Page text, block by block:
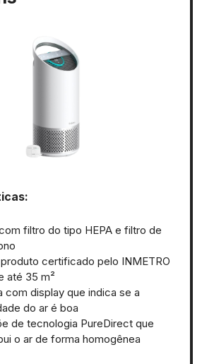
filtro do tipo HEPA e filtro de
produto certificado pelo INMETRO
até 35 m²
com display que indica se a
do ar é boa
de tecnologia PureDirect que
o ar de forma homogênea